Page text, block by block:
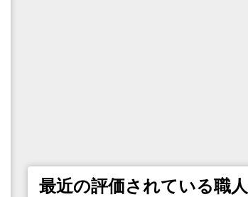
最近の評価されている職人